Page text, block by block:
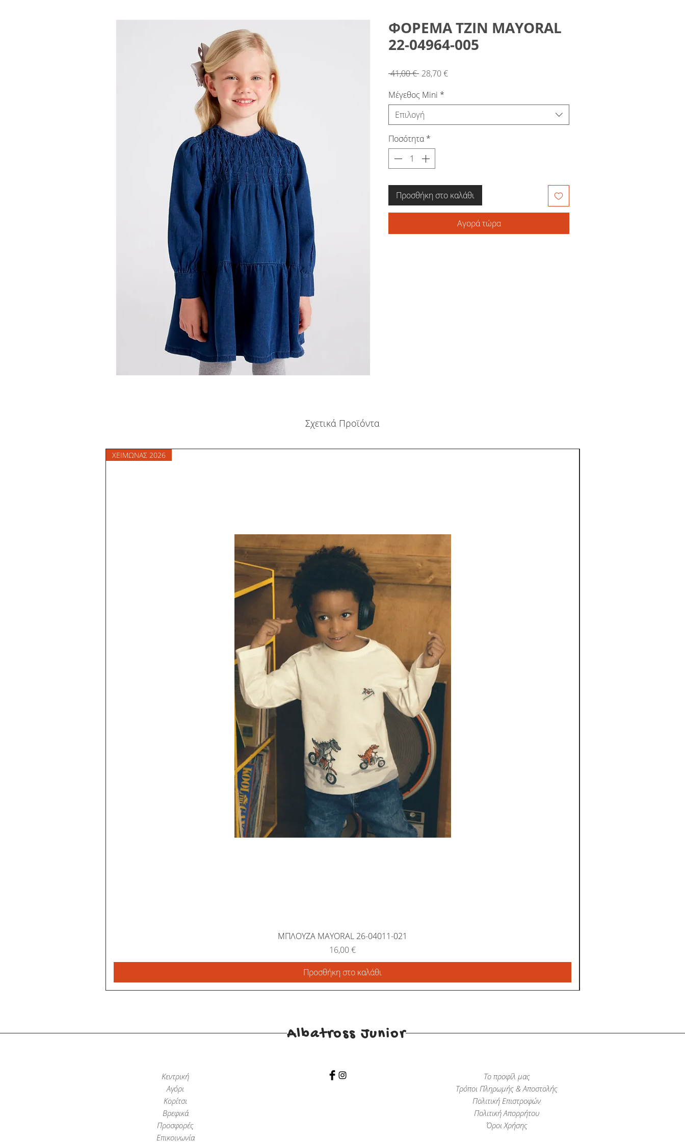
ΦΟΡΕΜΑ ΤΖΙΝ MAYORAL
22-04964-005
41,00 € Κανονική
28,70 €Τιμή
Μέγεθος Mini *
Επιλογή
Ποσότητα *
Προσθήκη στο καλάθι
Αγορά τώρα
Σχετικά Προϊόντα
ΧΕΙΜΩΝΑΣ 2026
ΜΠΛΟΥΖΑ MAYORAL 26-04011-021
Τιμή
16,00 €
Προσθήκη στο καλάθι
Albatross Junior
Κεντρική
Αγόρι
Κορίτσι
Βρεφικά
Προσφορές
Επικοινωνία
Το προφίλ μας
Τρόποι Πληρωμής & Αποστολής
Πολιτική Επιστροφών
Πολιτική Απορρήτου
Όροι Χρήσης